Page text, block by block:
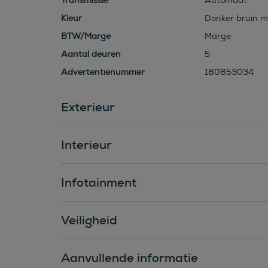
Kleur
Donker bruin
BTW/Marge
Marge
Aantal deuren
5
Advertentienummer
180853034
Exterieur
Interieur
Infotainment
Veiligheid
Aanvullende informatie